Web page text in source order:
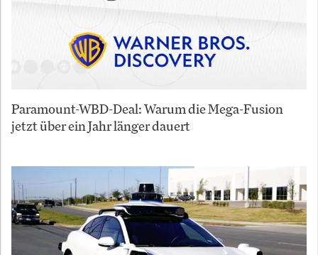
Paramount-WBD-Deal: Warum die Mega-Fusion
jetzt über ein Jahr länger dauert